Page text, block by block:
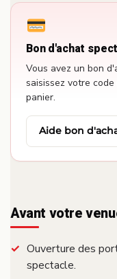
Bon d'achat
Vous avez un bon
saisissez votre
panier.
Aide bon
Avant votre
Ouverture des
spectacle.